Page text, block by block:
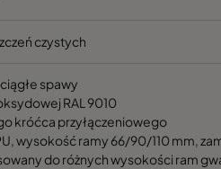
565
565
565 610
czystych
spawy
RAL 9010
króćca przyłączeniowego
wysokość ramy 66/90/110 mm,
do różnych wysokości ram